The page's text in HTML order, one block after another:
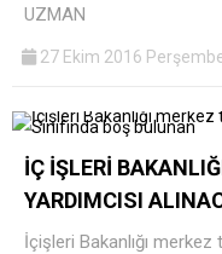
UZMAN
27 Ekim 2016
İÇ İŞLERİ
YARDIMCISI
İçişleri Bakanlığı